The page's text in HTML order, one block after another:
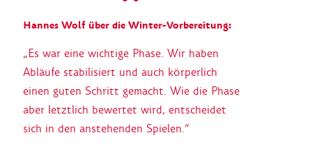
Hannes Wolf über die Winter-Vorbereitung:
„Es war eine wichtige Phase. Wir haben
Abläufe stabilisiert und auch körperlich
einen guten Schritt gemacht. Wie die Phase
aber letztlich bewertet wird, entscheidet
sich in den anstehenden Spielen.“